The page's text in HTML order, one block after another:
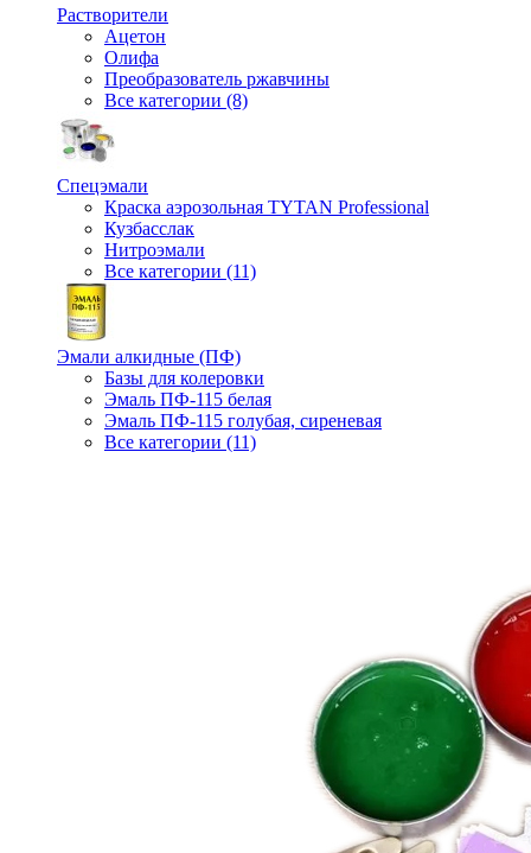
Растворители
Ацетон
Олифа
Преобразователь ржавчины
Все категории (8)
Спецэмали
Краска аэрозольная TYTAN Professional
Кузбасслак
Нитроэмали
Все категории (11)
Эмали алкидные (ПФ)
Базы для колеровки
Эмаль ПФ-115 белая
Эмаль ПФ-115 голубая, сиреневая
Все категории (11)